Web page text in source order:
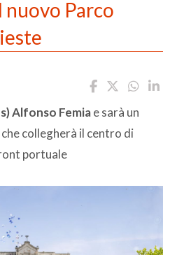
Parco
Alfonso Femiae sarà un
che collegherà il centro di
portuale